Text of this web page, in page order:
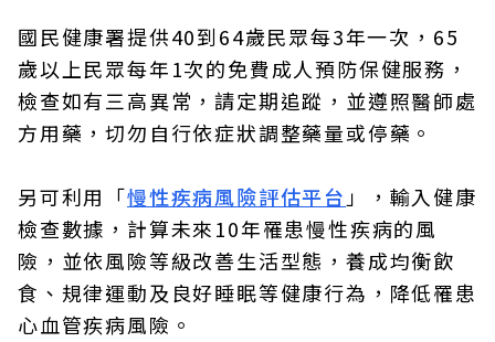
國民健康署提供40到64歲民眾每3年一次，65
歲以上民眾每年1次的免費成人預防保健服務，
檢查如有三高異常，請定期追蹤，並遵照醫師處
方用藥，切勿自行依症狀調整藥量或停藥。
另可利用「慢性疾病風險評估平台 」，輸入健康
檢查數據，計算未來10年罹患慢性疾病的風
險，並依風險等級改善生活型態，養成均衡飲
食、規律運動及良好睡眠等健康行為，降低罹患
心血管疾病風險。